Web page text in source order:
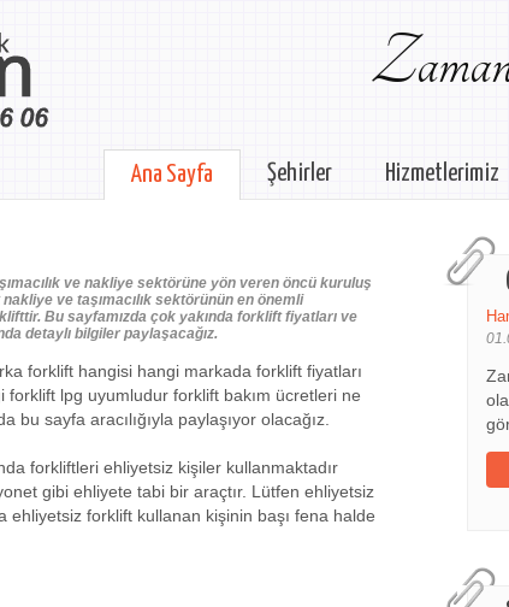
Ana Sayfa Şehirler Hizmetlerimiz
ve nakliye sektörüne yön veren öncü kuruluş
ve taşımacılık sektörünün en önemli
Bu sayfamızda çok yakında forklift fiyatları ve
detaylı bilgiler paylaşacağız.
forklift hangisi hangi markada forklift fiyatları
lpg uyumludur forklift bakım ücretleri ne
bu sayfa aracılığıyla paylaşıyor olacağız.
forkliftleri ehliyetsiz kişiler kullanmaktadır
gibi ehliyete tabi bir araçtır. Lütfen ehliyetsiz
forklift kullanan kişinin başı fena halde